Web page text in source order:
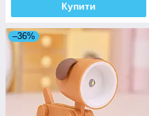
Купити
–36%